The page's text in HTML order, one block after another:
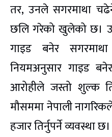
तर, उनले सगरमाथा
छलि गरेको खुलेको छ।
गाइड बनेर
नियमअनुसार गाइड
आरोहीले जस्तो शुल्क
मौसममा नेपाली
हजार तिर्नुपर्ने व्यवस्था छ।